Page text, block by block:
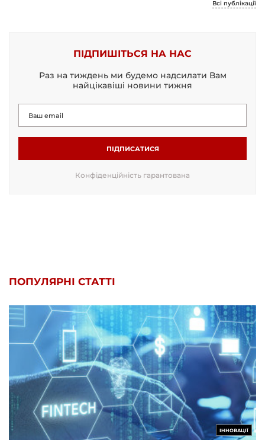
Всі публікації
ПІДПИШІТЬСЯ НА НАС
Раз на тиждень ми будемо надсилати Вам
найцікавіші новини тижня
ПІДПИСАТИСЯ
Конфіденційність гарантована
ПОПУЛЯРНІ СТАТТІ
ІННОВАЦІЇ